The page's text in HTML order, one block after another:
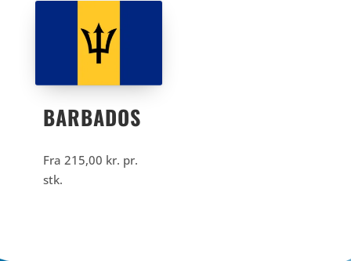
BARBADOS
Fra 215,00 kr. pr.
stk.